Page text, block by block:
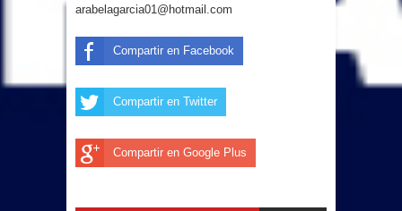
arabelagarcia01@hotmail.com
Compartir en Facebook
Compartir en Twitter
Compartir en Google Plus